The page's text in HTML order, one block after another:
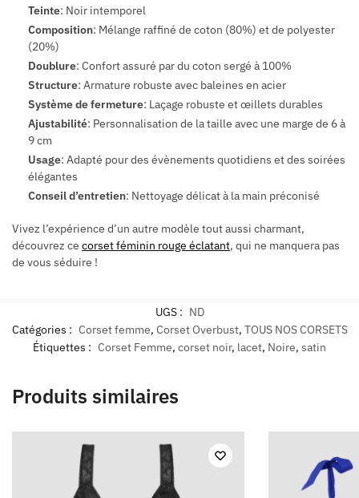
Teinte: Noir intemporel
Composition: Mélange raffiné de coton (80%) et de polyester
(20%)
Doublure: Confort assuré par du coton sergé à 100%
Structure: Armature robuste avec baleines en acier
Système de fermeture: Laçage robuste et œillets durables
Ajustabilité: Personnalisation de la taille avec une marge de 6 à
9 cm
Usage: Adapté pour des évènements quotidiens et des soirées
élégantes
Conseil d’entretien: Nettoyage délicat à la main préconisé
Vivez l’expérience d’un autre modèle tout aussi charmant,
découvrez ce corset féminin rouge éclatant, qui ne manquera pas
de vous séduire !
UGS : ND
Catégories : Corset femme, Corset Overbust, TOUS NOS CORSETS
Étiquettes : Corset Femme, corset noir, lacet, Noire, satin
Produits similaires